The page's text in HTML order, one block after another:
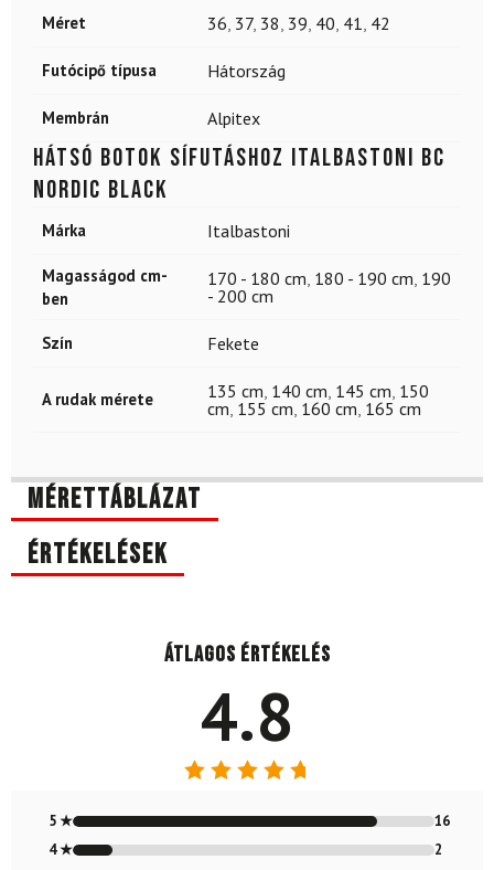
Méret 36 37, 38 39 40 41 42
Futócipő típusa Hátország
Membrán Alpitex
Hátsó botok sífutáshoz ITALBASTONI BC
Nordic Black
Márka Italbastoni
Magasságod cm-
ben
170 - 180 cm 180 - 190 cm 190
- 200 cm
Szín Fekete
A rudak mérete 135 cm 140 cm 145 cm 150
cm 155 cm 160 cm 165 cm
Mérettáblázat
Értékelések
Átlagos értékelés
4.8
4.79/ 5
5 ★
16
4 ★
2